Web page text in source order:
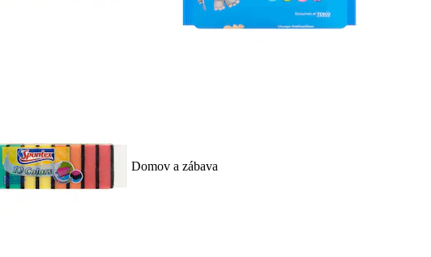
Domov a zábava